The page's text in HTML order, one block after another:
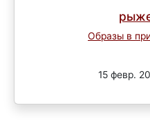
Образы в
15 февр.